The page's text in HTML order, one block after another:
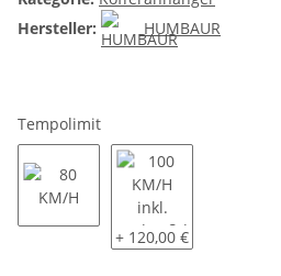
Hersteller:
HUMBAUR
Tempolimit
80 KM/H100 KM/H inkl.
+ 120,00 €